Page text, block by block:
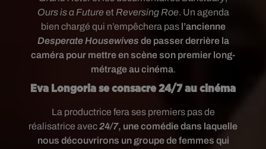
Ours is a Futureet Reversing Roe. Un agenda
bien chargé qui n’empêchera pas l’ancienne
Desperate Housewives de passer derrière la
caméra pour mettre en scène son premier long-
métrage au cinéma.
Eva Longoria se consacre 24/7 au cinéma
La productrice fera ses premiers pas de
réalisatrice avec24/7, une comédie dans laquelle
nous découvrirons un groupe de femmes qui